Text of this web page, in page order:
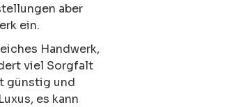
aber
ein.
Handwerk,
viel Sorgfalt
günstig und
es kann